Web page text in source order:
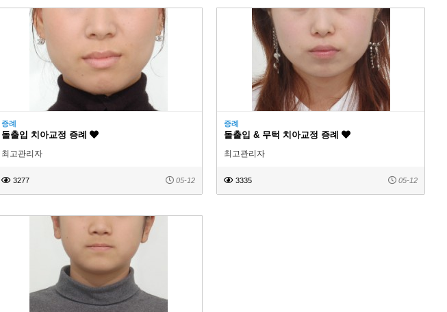
증례
돌출입 치아교정 증례
최고관리자
3277 05-12
증례
돌출입 & 무턱 치아교정 증례
최고관리자
3335 05-12